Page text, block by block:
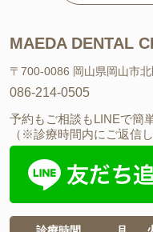
MAEDA DENTAL
〒700-0086 岡山県岡山市
086-214-0505
予約もご相談もLINEで簡
（※診療時間内にご返信し
診療時間 月